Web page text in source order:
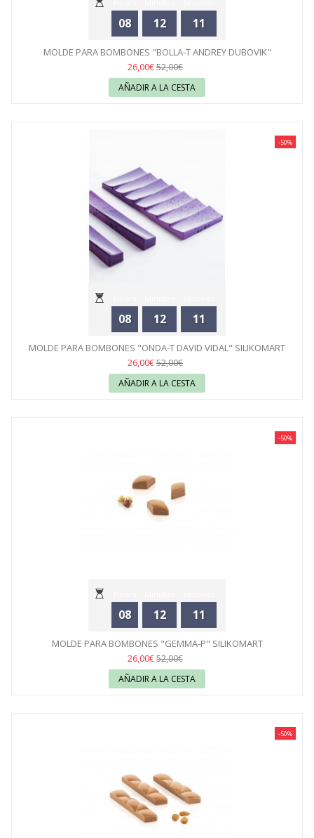
08 12 11
MOLDE PARA BOMBONES "BOLLA-T ANDREY DUBOVIK"
SILIKOMART
26,00€52,00€
AÑADIR A LA CESTA
08 12 11
-50%
MOLDE PARA BOMBONES "ONDA-T DAVID VIDAL" SILIKOMART
26,00€52,00€
AÑADIR A LA CESTA
08 12 11
-50%
MOLDE PARA BOMBONES "GEMMA-P" SILIKOMART
26,00€52,00€
AÑADIR A LA CESTA
-50%